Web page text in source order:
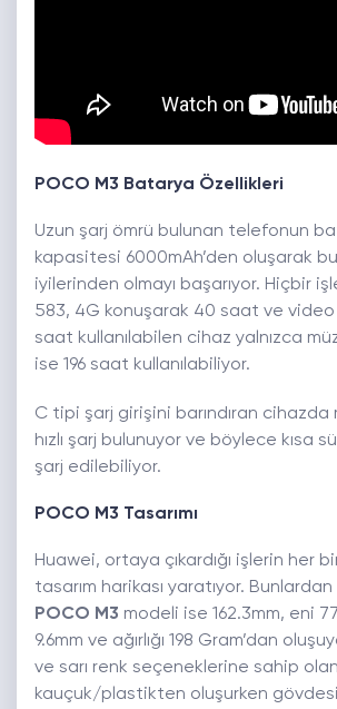
POCO M3 Batarya Özellikleri
Uzun şarj ömrü bulunan telefonun
kapasitesi 6000mAh’den oluşarak
iyilerinden olmayı başarıyor. Hiçbir
583, 4G konuşarak 40 saat ve video
saat kullanılabilen cihaz yalnızca
ise 196 saat kullanılabiliyor.
C tipi şarj girişini barındıran cihazda
hızlı şarj bulunuyor ve böylece kısa
şarj edilebiliyor.
POCO M3 Tasarımı
Huawei, ortaya çıkardığı işlerin her
tasarım harikası yaratıyor.
POCO M3 modeli ise 162.3mm, eni
9.6mm ve ağırlığı 198 Gram’dan
ve sarı renk seçeneklerine sahip
kauçuk/plastikten oluşurken